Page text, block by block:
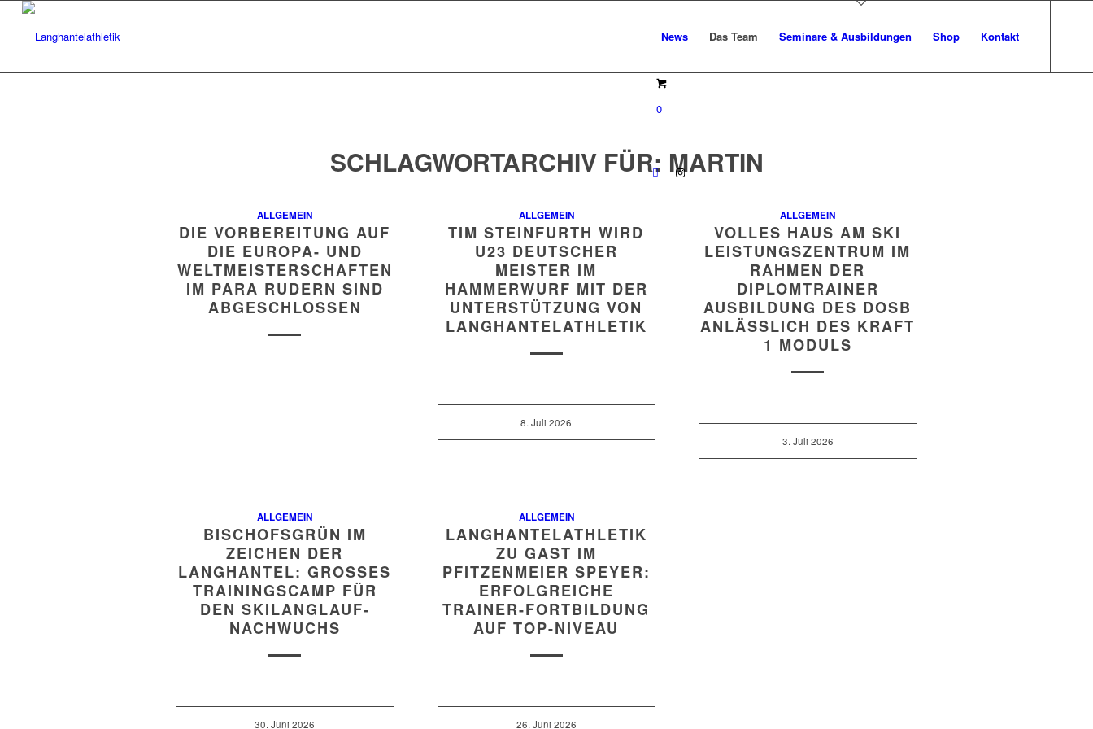
News Das Team Seminare & Ausbildungen Shop Kontakt
0
SCHLAGWORTARCHIV FÜR: MARTIN
ALLGEMEIN
DIE VORBEREITUNG AUF
DIE EUROPA- UND
WELTMEISTERSCHAFTEN
IM PARA RUDERN SIND
ABGESCHLOSSEN
ALLGEMEIN
TIM STEINFURTH WIRD
U23 DEUTSCHER
MEISTER IM
HAMMERWURF MIT DER
UNTERSTÜTZUNG VON
LANGHANTELATHLETIK
8. Juli 2026
ALLGEMEIN
VOLLES HAUS AM SKI
LEISTUNGSZENTRUM IM
RAHMEN DER
DIPLOMTRAINER
AUSBILDUNG DES DOSB
ANLÄSSLICH DES KRAFT
1 MODULS
3. Juli 2026
ALLGEMEIN
BISCHOFSGRÜN IM
ZEICHEN DER
LANGHANTEL: GROSSES T
RAININGSCAMP FÜR D
EN SKILANGLAUF-N
ACHWUCHS
30. Juni 2026
ALLGEMEIN
LANGHANTELATHLETIK
ZU GAST IM
PFITZENMEIER SPEYER:
ERFOLGREICHE
TRAINER-FORTBILDUNG
AUF TOP-NIVEAU
26. Juni 2026